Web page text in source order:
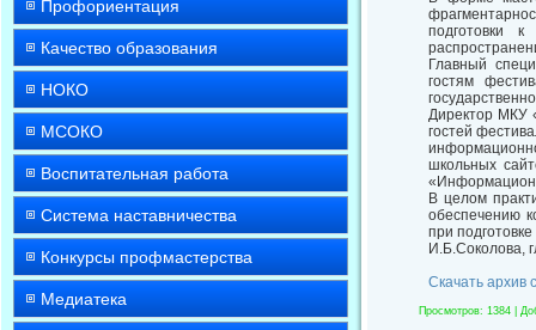
Профориентация
Качество образования
НОКО
МСОКО
Воспитательная работа
Система наставничества
Конкурсы профмастерства
Медиатека
подготовки
Главный
гостям
Директор МКУ
гостей
школьных
В целом
обеспечению
при
И.Б.Соколова,
Скачать архив
Просмотров: 1384 |